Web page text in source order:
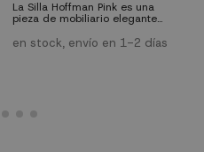
La Silla Hoffman Pink es una
pieza de mobiliario elegante
olmo con asiento de mimbre,
que asegura tanto durabilidad
en stock, envío en 1-2 días